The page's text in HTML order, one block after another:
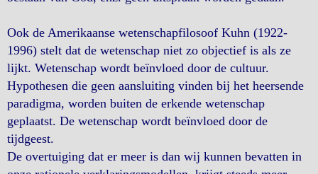
Ook de Amerikaanse wetenschapfilosoof Kuhn (1922-
1996) stelt dat de wetenschap niet zo objectief is als ze
lijkt. Wetenschap wordt beïnvloed door de cultuur.
Hypothesen die geen aansluiting vinden bij het heersende
paradigma, worden buiten de erkende wetenschap
geplaatst. De wetenschap wordt beïnvloed door de
tijdgeest.
De overtuiging dat er meer is dan wij kunnen bevatten in